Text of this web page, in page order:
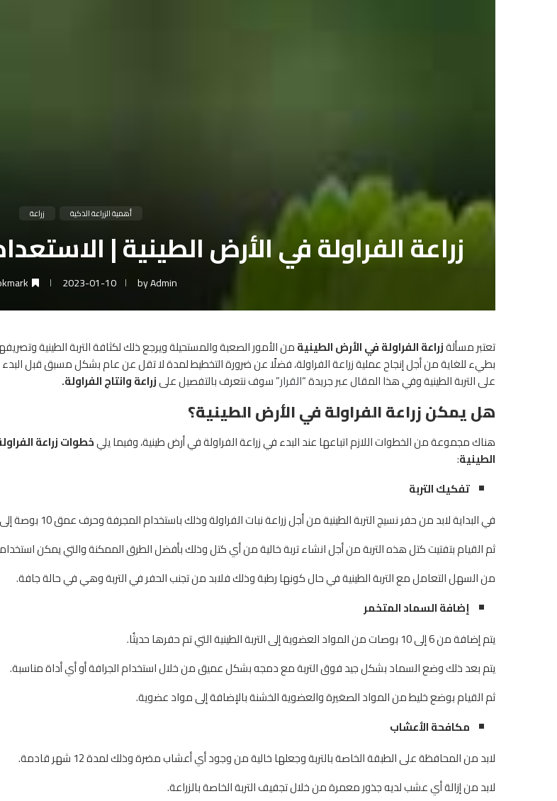
أهمية الزراعة الذكية زراعة
زراعة الفراولة في الأرض الطينية |
byAdmin
2023-01-10
تعتبر مسألةزراعة الفراولة في الأرض الطينيةمن الأمور الصعبة والمستحيلة ويرجع ذلك لكثافة التربة الطينية
بطيء للغاية من أجل إنجاح عملية زراعة الفراولة، فضلًا عن ضرورة التخطيط لمدة لا تقل عن عام بشكل مسبق قبل
على التربة الطينية وفي هذا المقال عبر جريدة “القرار” سوف نتعرف بالتفصيل علىزراعة وانتاج الفراولة.
هل يمكن زراعة الفراولة في الأرض الطينية؟
هناك مجموعة من الخطوات اللازم اتباعها عند البدء في زراعة الفراولة في أرض طينية، وفيما يليخطوات زراعة
الطينية:
تفكيك التربة
في البداية لابد من حفر نسيج التربة الطينية من أجل زراعة نبات الفراولة وذلك باستخدام المجرفة وحرف عمق 10 بوصة إلى 12 بوصة.
ثم القيام بتفتيت كتل هذه التربة من أجل انشاء تربة خالية من أي كتل وذلك بأفضل الطرق الممكنة والتي يمكن
من السهل التعامل مع التربة الطينية في حال كونها رطبة وذلك فلابد من تجنب الحفر في التربة وهي في حالة جافة.
إضافة السماد المتخمر
يتم إضافة من 6 إلى 10 بوصات من المواد العضوية إلى التربة الطينية التي تم حفرها حديثُا.
يتم بعد ذلك وضع السماد بشكل جيد فوق التربة مع دمجه بشكل عميق من خلال استخدام الجرافة أو أي أداة مناسبة.
ثم القيام بوضع خليط من المواد الصغيرة والعضوية الخشنة بالإضافة إلى مواد عضوية.
مكافحة الأعشاب
لابد من المحافظة على الطبقة الخاصة بالتربة وجعلها خالية من وجود أي أعشاب مضرة وذلك لمدة 12 شهر قادمة.
لابد من إزالة أي عشب لديه جذور معمرة من خلال تجفيف التربة الخاصة بالزراعة.